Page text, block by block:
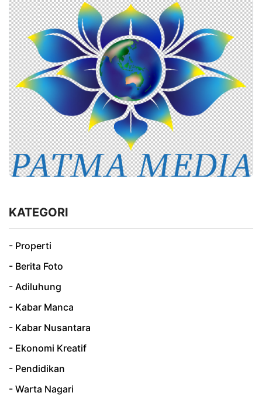
KATEGORI
- Properti
- Berita Foto
- Adiluhung
- Kabar Manca
- Kabar Nusantara
- Ekonomi Kreatif
- Pendidikan
- Warta Nagari